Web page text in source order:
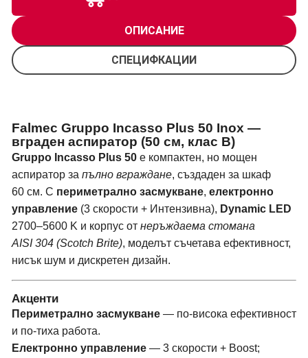
ОПИСАНИЕ
СПЕЦИФКАЦИИ
Falmec Gruppo Incasso Plus 50 Inox —
вграден аспиратор (50 см, клас B)
Gruppo Incasso Plus 50 е компактен, но мощен
аспиратор за пълно вграждане, създаден за шкаф
60 см. С периметрално засмукване, електронно
управление (3 скорости + Интензивна), Dynamic LED
2700–5600 K и корпус от неръждаема стомана
AISI 304 (Scotch Brite), моделът съчетава ефективност,
нисък шум и дискретен дизайн.
Акценти
Периметрално засмукване — по-висока ефективност
и по-тиха работа.
Електронно управление — 3 скорости + Boost;